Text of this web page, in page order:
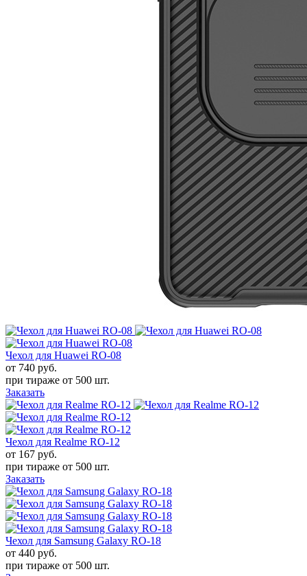
Чехол для Huawei RO-08
от 740 руб.
при тираже от 500 шт.
Заказать
Чехол для Realme RO-12
от 167 руб.
при тираже от 500 шт.
Заказать
Чехол для Samsung Galaxy RO-18
от 440 руб.
при тираже от 500 шт.